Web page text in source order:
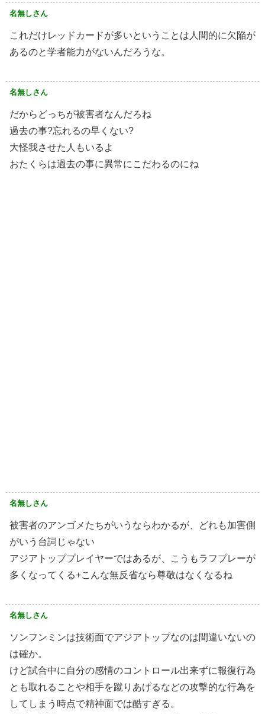
名無しさん
これだけレッドカードが多いということは人間的に欠陥が
あるのと学者能力がないんだろうな。
名無しさん
だからどっちが被害者なんだろね
過去の事?忘れるの早くない?
大怪我させた人もいるよ
おたくらは過去の事に異常にこだわるのにね
名無しさん
被害者のアンゴメたちがいうならわかるが、どれも加害側
がいう台詞じゃない
アジアトッププレイヤーではあるが、こうもラフプレーが
多くなってくる+こんな無反省なら尊敬はなくなるね
名無しさん
ソンフンミンは技術面でアジアトップなのは間違いないの
は確か。
けど試合中に自分の感情のコントロール出来ずに報復行為
とも取れることや相手を蹴りあげるなどの攻撃的な行為を
してしまう時点で精神面では酷すぎる。